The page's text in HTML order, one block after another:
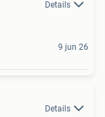
Details
9 jun 26
Details